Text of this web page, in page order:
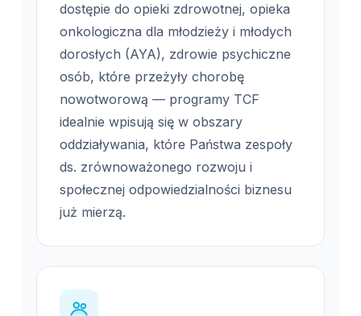
dostępie do opieki zdrowotnej, opieka
onkologiczna dla młodzieży i młodych
dorosłych (AYA), zdrowie psychiczne
osób, które przeżyły chorobę
nowotworową — programy TCF
idealnie wpisują się w obszary
oddziaływania, które Państwa zespoły
ds. zrównoważonego rozwoju i
społecznej odpowiedzialności biznesu
już mierzą.